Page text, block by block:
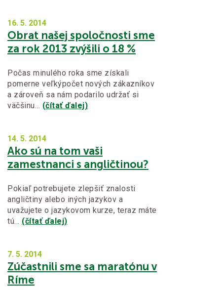
16. 5. 2014
Obrat našej spoločnosti sme
za rok 2013 zvýšili o 18 %
Počas minulého roka sme získali
pomerne veľkýpočet nových zákazníkov
a zároveň sa nám podarilo udržať si
väčšinu… (čítať ďalej)
14. 5. 2014
Ako sú na tom vaši
zamestnanci s angličtinou?
Pokiaľ potrebujete zlepšiť znalosti
angličtiny alebo iných jazykov a
uvažujete o jazykovom kurze, teraz máte
tú… (čítať ďalej)
7. 5. 2014
Zúčastnili sme sa maratónu v
Ríme